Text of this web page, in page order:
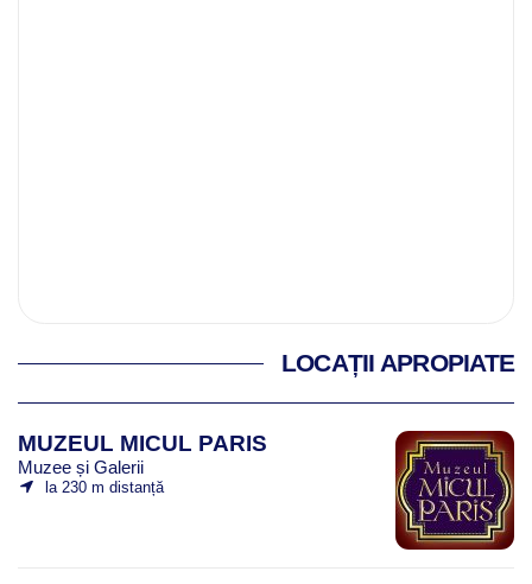
LOCAȚII APROPIATE
MUZEUL MICUL PARIS
Muzee și Galerii
la 230 m distanță